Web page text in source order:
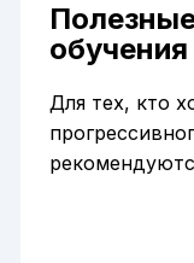
обучения
Для тех, кто